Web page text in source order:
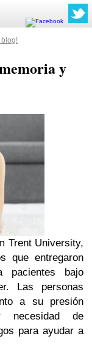
blog!
y
Trent University,
que entregaron
pacientes bajo
Las personas
a su presión
necesidad de
para ayudar a